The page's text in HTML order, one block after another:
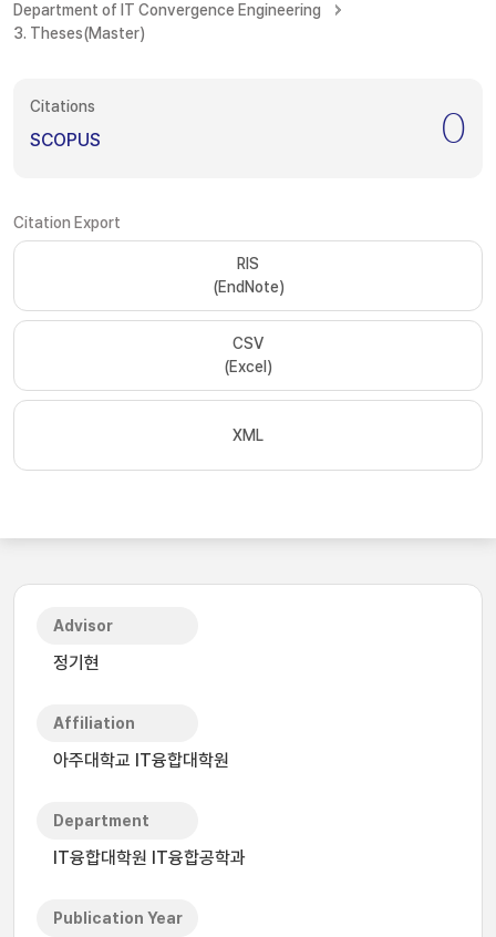
Department of IT Convergence Engineering
3. Theses(Master)
Citations
SCOPUS 0
Citation Export
RIS
(EndNote)
CSV
(Excel)
XML
Advisor
정기현
Affiliation
아주대학교 IT융합대학원
Department
IT융합대학원 IT융합공학과
Publication Year